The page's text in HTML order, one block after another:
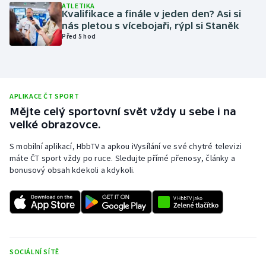
Parasport
Plavání
Ragby
Rychlobruslení
Rychlostní kanoistika
Sportovní střelba
Stolní tenis
ATLETIKA
Kvalifikace a finále v jeden den? Asi si
nás pletou s vícebojaři, rýpl si Staněk
Před 5 hod
APLIKACE ČT SPORT
Mějte celý sportovní svět vždy u sebe i na
velké obrazovce.
S mobilní aplikací, HbbTV a apkou iVysílání ve své chytré televizi
máte ČT sport vždy po ruce. Sledujte přímé přenosy, články a
bonusový obsah kdekoli a kdykoli.
SOCIÁLNÍ SÍTĚ